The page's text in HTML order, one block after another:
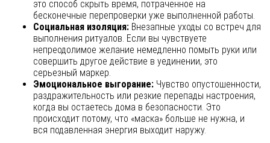
это способ скрыть время, потраченное на
бесконечные перепроверки уже выполненной работы.
Социальная изоляция: Внезапные уходы со встреч для
выполнения ритуалов. Если вы чувствуете
непреодолимое желание немедленно помыть руки или
совершить другое действие в уединении, это
серьезный маркер.
Эмоциональное выгорание: Чувство опустошенности,
раздражительность или резкие перепады настроения,
когда вы остаетесь дома в безопасности. Это
происходит потому, что «маска» больше не нужна, и
вся подавленная энергия выходит наружу.